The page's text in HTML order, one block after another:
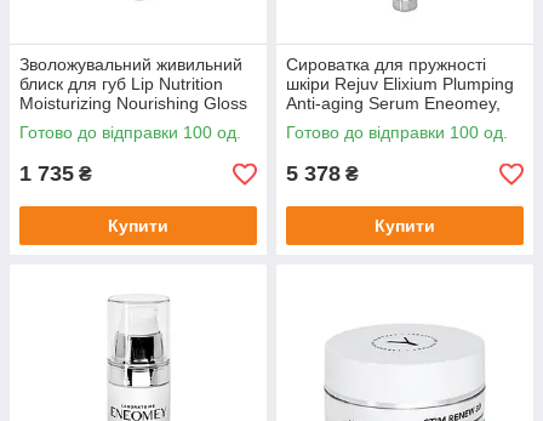
Зволожувальний живильний
блиск для губ Lip Nutrition
Moisturizing Nourishing Gloss
Eneomey, 4 мл
Готово до відправки 100 од.
1 735 ₴
Купити
Сироватка для пружності
шкіри Rejuv Elixium Plumping
Anti-aging Serum Eneomey,
15 мл
Готово до відправки 100 од.
5 378 ₴
Купити